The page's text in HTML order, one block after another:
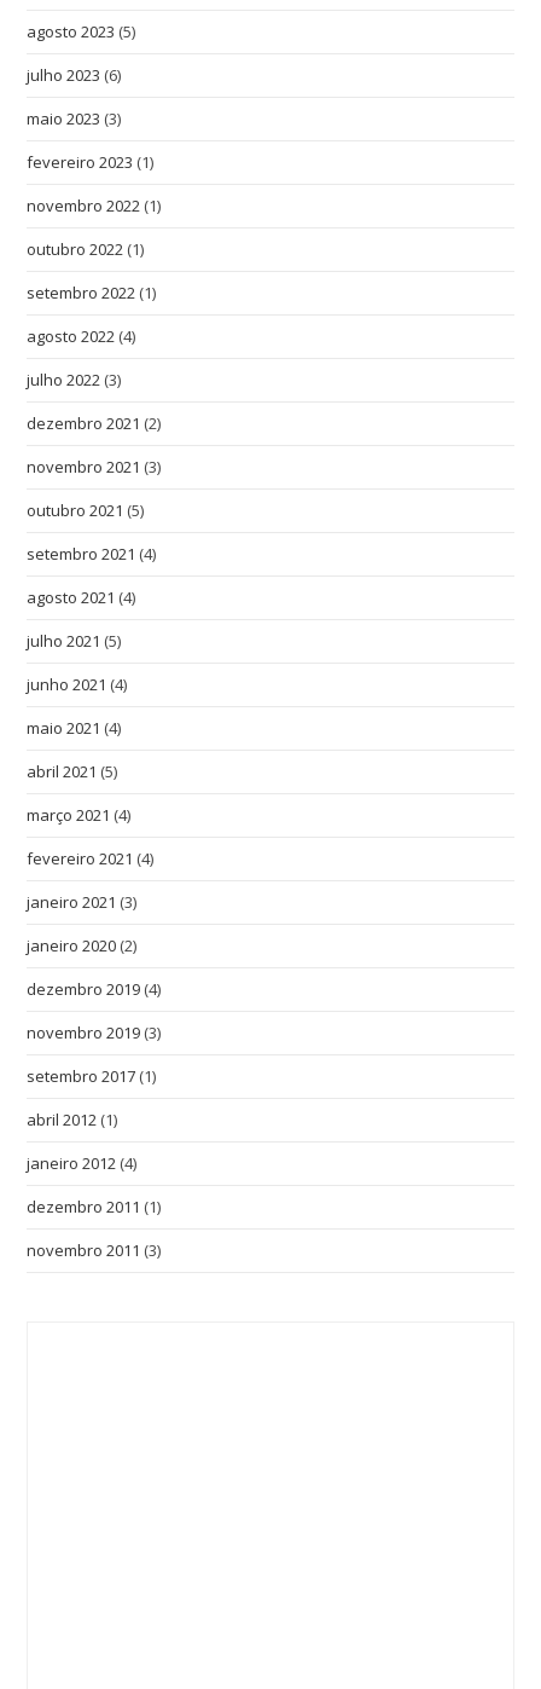
agosto 2023 (5)
julho 2023 (6)
maio 2023 (3)
fevereiro 2023 (1)
novembro 2022 (1)
outubro 2022 (1)
setembro 2022 (1)
agosto 2022 (4)
julho 2022 (3)
dezembro 2021 (2)
novembro 2021 (3)
outubro 2021 (5)
setembro 2021 (4)
agosto 2021 (4)
julho 2021 (5)
junho 2021 (4)
maio 2021 (4)
abril 2021 (5)
março 2021 (4)
fevereiro 2021 (4)
janeiro 2021 (3)
janeiro 2020 (2)
dezembro 2019 (4)
novembro 2019 (3)
setembro 2017 (1)
abril 2012 (1)
janeiro 2012 (4)
dezembro 2011 (1)
novembro 2011 (3)